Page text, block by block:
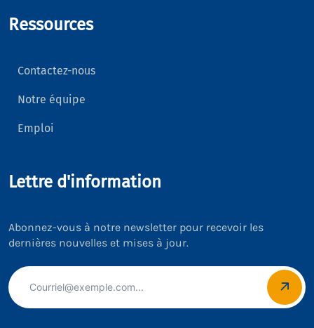
Ressources
Contactez-nous
Notre équipe
Emploi
Lettre d'information
Abonnez-vous à notre newsletter pour recevoir les
dernières nouvelles et mises à jour.